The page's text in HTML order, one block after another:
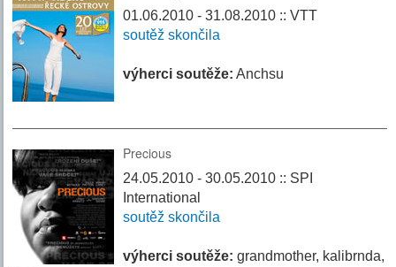
01.06.2010 - 31.08.2010 :: VTT
soutěž skončila
výherci soutěže: Anchsu
Precious
24.05.2010 - 30.05.2010 :: SPI
International
soutěž skončila
výherci soutěže: grandmother, kalibrnda,